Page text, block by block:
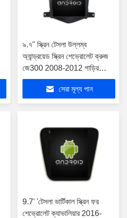
৯.৭" স্ক্রিন টেসলা উল্লম্ব
অ্যান্ড্রয়েড স্ক্রিন শেভ্রোলেট ক্রুজ
জে300 2008-2012 গাড়ির
মাল্টিমিডিয়া স্টেরিও জিপিএস কারপ্লে
প্লেয়ারের জন্যসেরা মূল্য পান
9.7' 'টেসলা ভার্টিকাল স্ক্রিন ফর
শেভ্রোলেট ক্যাভালিয়ার 2016-